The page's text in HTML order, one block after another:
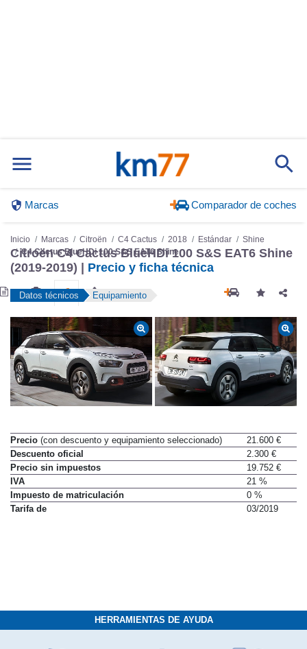
Marcas Comparador de coches
Inicio Marcas Citroën C4 Cactus 2018 Estándar
Shine
C4 Cactus BlueHDi 100 S&S EAT6 Shine
Citroën C4 Cactus BlueHDi 100 S&S EAT6 Shine
(2019-2019) | Precio y ficha técnica
Datos técnicos Equipamiento
Precio (con descuento y equipamiento seleccionado)
21.600 €
Descuento oficial
2.300 €
Precio sin impuestos
19.752 €
IVA
21 %
Impuesto de matriculación
0 %
Tarifa de
03/2019
HERRAMIENTAS DE AYUDA